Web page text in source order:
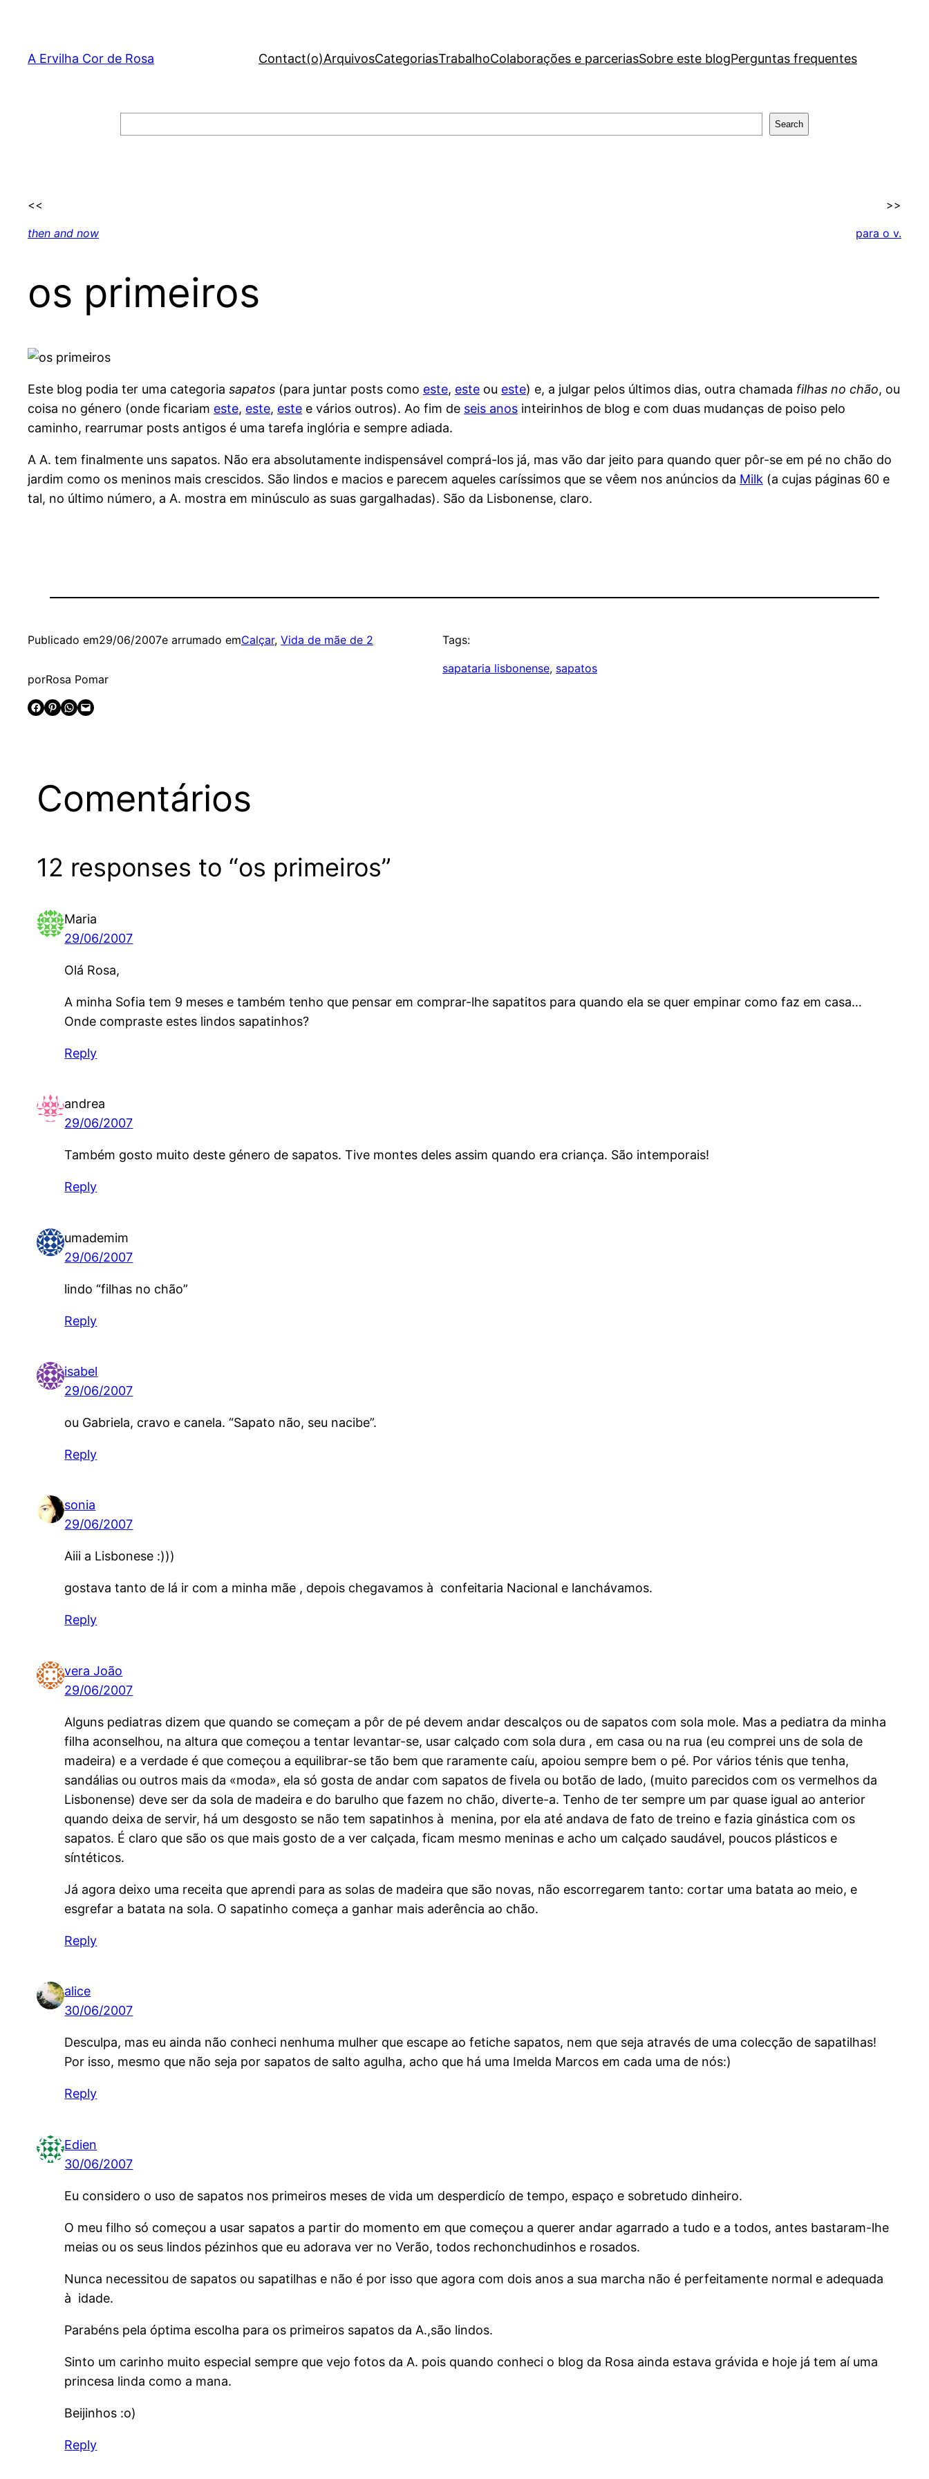
content
A Ervilha Cor de Rosa Contact(o)ArquivosCategoriasTrabalhoColaborações e parceriasSobre este blogPerguntas frequentes
Search
<<
then and now
>>
para o v.
os primeiros
Este blog podia ter uma categoria sapatos (para juntar posts como este, este ou este) e, a julgar pelos últimos dias, outra chamada filhas no chão, ou
coisa no género (onde ficariam este, este, este e vários outros). Ao fim de seis anos inteirinhos de blog e com duas mudanças de poiso pelo
caminho, rearrumar posts antigos é uma tarefa inglória e sempre adiada.
A A. tem finalmente uns sapatos. Não era absolutamente indispensável comprá-los já, mas vão dar jeito para quando quer pôr-se em pé no chão do
jardim como os meninos mais crescidos. São lindos e macios e parecem aqueles caríssimos que se vêem nos anúncios da Milk (a cujas páginas 60 e
tal, no último número, a A. mostra em minúsculo as suas gargalhadas). São da Lisbonense, claro.
Publicado em29/06/2007e arrumado emCalçar, Vida de mãe de 2
porRosa Pomar
Share on Facebook
Share on Pinterest Share on WhatsApp Email this Page
Tags:
sapataria lisbonense, sapatos
Comentários
12 responses to “os primeiros”
Maria
29/06/2007
Olá Rosa,
A minha Sofia tem 9 meses e também tenho que pensar em comprar-lhe sapatitos para quando ela se quer empinar como faz em casa…
Onde compraste estes lindos sapatinhos?
Reply
andrea
29/06/2007
Também gosto muito deste género de sapatos. Tive montes deles assim quando era criança. São intemporais!
Reply
umademim
29/06/2007
lindo “filhas no chão”
Reply
isabel
29/06/2007
ou Gabriela, cravo e canela. “Sapato não, seu nacibe”.
Reply
sonia
29/06/2007
Aiii a Lisbonese :)))
gostava tanto de lá ir com a minha mãe , depois chegavamos à confeitaria Nacional e lanchávamos.
Reply
vera João
29/06/2007
Alguns pediatras dizem que quando se começam a pôr de pé devem andar descalços ou de sapatos com sola mole. Mas a pediatra da minha
filha aconselhou, na altura que começou a tentar levantar-se, usar calçado com sola dura , em casa ou na rua (eu comprei uns de sola de
madeira) e a verdade é que começou a equilibrar-se tão bem que raramente caíu, apoiou sempre bem o pé. Por vários ténis que tenha,
sandálias ou outros mais da «moda», ela só gosta de andar com sapatos de fivela ou botão de lado, (muito parecidos com os vermelhos da
Lisbonense) deve ser da sola de madeira e do barulho que fazem no chão, diverte-a. Tenho de ter sempre um par quase igual ao anterior
quando deixa de servir, há um desgosto se não tem sapatinhos à menina, por ela até andava de fato de treino e fazia ginástica com os
sapatos. É claro que são os que mais gosto de a ver calçada, ficam mesmo meninas e acho um calçado saudável, poucos plásticos e
síntéticos.
Já agora deixo uma receita que aprendi para as solas de madeira que são novas, não escorregarem tanto: cortar uma batata ao meio, e
esgrefar a batata na sola. O sapatinho começa a ganhar mais aderência ao chão.
Reply
alice
30/06/2007
Desculpa, mas eu ainda não conheci nenhuma mulher que escape ao fetiche sapatos, nem que seja através de uma colecção de sapatilhas!
Por isso, mesmo que não seja por sapatos de salto agulha, acho que há uma Imelda Marcos em cada uma de nós:)
Reply
Edien
30/06/2007
Eu considero o uso de sapatos nos primeiros meses de vida um desperdicío de tempo, espaço e sobretudo dinheiro.
O meu filho só começou a usar sapatos a partir do momento em que começou a querer andar agarrado a tudo e a todos, antes bastaram-lhe
meias ou os seus lindos pézinhos que eu adorava ver no Verão, todos rechonchudinhos e rosados.
Nunca necessitou de sapatos ou sapatilhas e não é por isso que agora com dois anos a sua marcha não é perfeitamente normal e adequada
à idade.
Parabéns pela óptima escolha para os primeiros sapatos da A.,são lindos.
Sinto um carinho muito especial sempre que vejo fotos da A. pois quando conheci o blog da Rosa ainda estava grávida e hoje já tem aí uma
princesa linda como a mana.
Beijinhos :o)
Reply